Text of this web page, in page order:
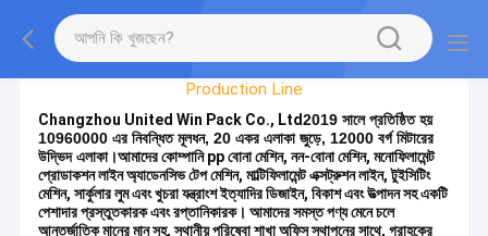
Production Line
Changzhou United Win Pack Co., Ltd2019 সালে প্রতিষ্ঠিত হয়
10960000 এর নিবন্ধিত মূলধন, 20 একর এলাকা জুড়ে, 12000 বর্গ মিটারের
উদ্ভিদ এলাকা।আমাদের কোম্পানি pp বোনা মেশিন, নন-বোনা মেশিন, মনোফিলামেন্ট
প্রোডাকশন লাইন অ্যাডেনসিভ টেপ মেশিন, মাল্টিফিলামেন্ট এক্সট্রুশন লাইন, টুইসিটিং
মেশিন, সার্কুলার লুম এবং খুচরা যন্ত্রাংশ ইত্যাদির ডিজাইন, বিকাশ এবং উত্পাদন সহ একটি
পেশাদার প্রস্তুতকারক এবং রপ্তানিকারক। আমাদের সমস্ত পণ্য মেনে চলে
আন্তর্জাতিক মানের মান সহ, স্থানীয় পরিষেবা শাখা অফিস স্থাপনের সাথে, গ্রাহকের